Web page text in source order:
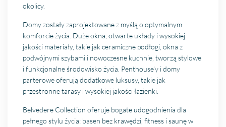
okolicy.
Domy zostały zaprojektowane z myślą o optymalnym
komforcie życia. Duże okna, otwarte układy i wysokiej
jakości materiały, takie jak ceramiczne podłogi, okna z
podwójnymi szybami i nowoczesne kuchnie, tworzą stylowe
i funkcjonalne środowisko życia. Penthouse’y i domy
parterowe oferują dodatkowe luksusy, takie jak
przestronne tarasy i wysokiej jakości łazienki.
Belvedere Collection oferuje bogate udogodnienia dla
pełnego stylu życia: basen bez krawędzi, fitness i saunę w